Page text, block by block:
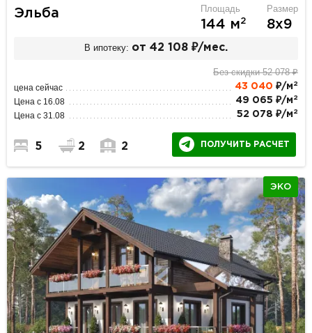
Эльба Площадь
144 м2
Размер
8х9
В ипотеку: от 42 108 ₽/мес.
Без скидки 52 078 ₽
цена сейчас 43 040 ₽/м 2
Цена с 16.08 49 065 ₽/м 2
Цена с 31.08 52 078 ₽/м 2
5 2 2 ПОЛУЧИТЬ РАСЧЕТ
ЭКО